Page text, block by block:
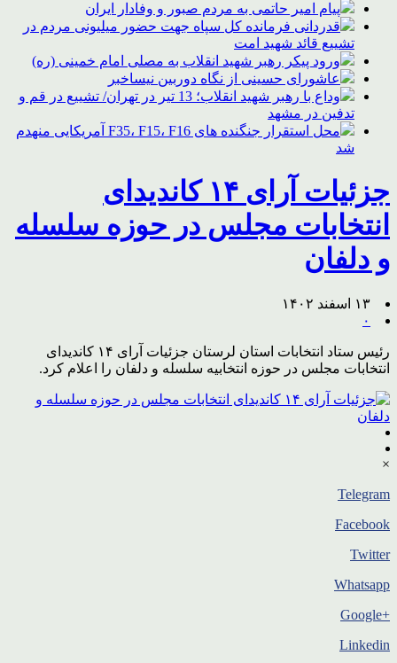
پیام امیر حاتمی به مردم صبور و وفادار ایران
قدردانی فرمانده کل سپاه جهت حضور میلیونی مردم در
تشییع قائد شهید امت
ورود پیکر رهبر شهید انقلاب به مصلی امام خمینی (ره)
عاشورای حسینی از نگاه دوربین نیساخبر
وداع با رهبر شهید انقلاب؛ 13 تیر در تهران/ تشییع در قم و
تدفین در مشهد
محل استقرار جنگنده های F35، F15، F16 آمریکایی منهدم
شد
جزئیات آرای ۱۴ کاندیدای
انتخابات مجلس در حوزه سلسله
و دلفان
۱۳ اسفند ۱۴۰۲
۰
رئیس ستاد انتخابات استان لرستان جزئیات آرای ۱۴ کاندیدای
انتخابات مجلس در حوزه انتخابیه سلسله و دلفان را اعلام کرد.
×
Telegram
Facebook
Twitter
Whatsapp
+Google
Linkedin